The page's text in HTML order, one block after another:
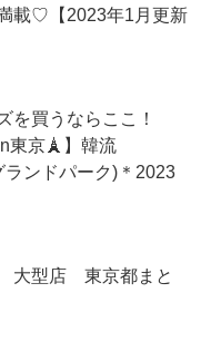
載♡【2023年1月更新
を買うならここ！
東京🗼】韓流
ンドパーク)＊2023
大型店 東京都まと